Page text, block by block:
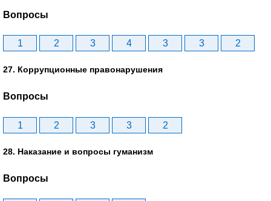
Вопросы
1 2 3 4 3 3 2
27. Коррупционные правонарушения
Вопросы
1 2 3 3 2
28. Наказание и вопросы гуманизм
Вопросы